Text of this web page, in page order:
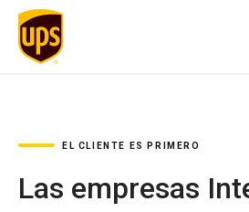
EL CLIENTE ES PRIMERO
Las empresas